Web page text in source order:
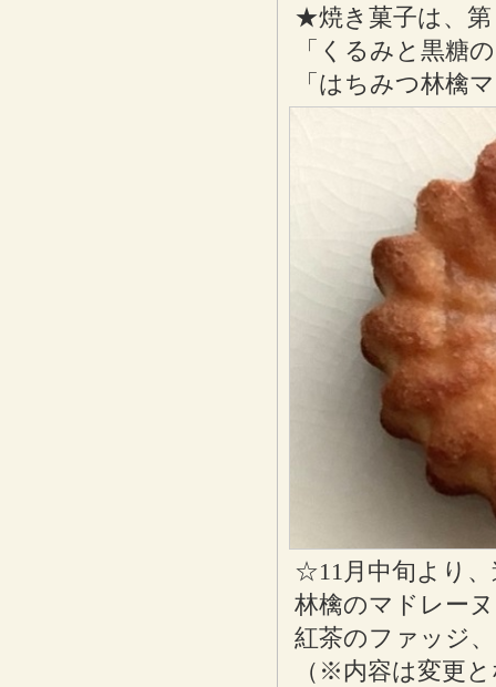
★焼き菓子は、第
「くるみと黒糖
「はちみつ林檎
☆11月中旬より
林檎のマドレー
紅茶のファッジ
（※内容は変更